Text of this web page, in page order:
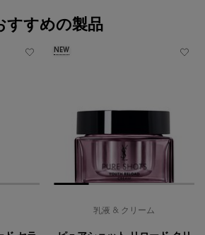
すすめの製品
NEW
乳液 & クリーム